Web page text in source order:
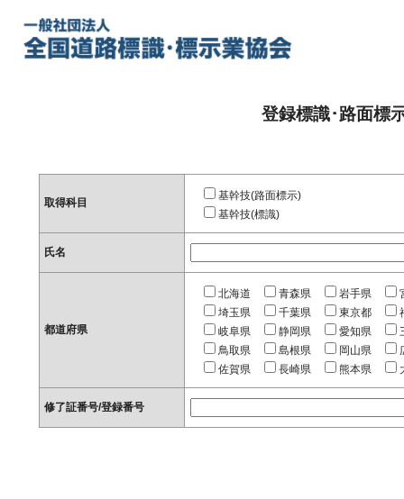
登録標識･路面標
取得科目
基幹技(路面標示)
基幹技(標識)
氏名
都道府県
北海道 青森県 岩手県
埼玉県
千葉県 東京都
岐阜県
静岡県 愛知県
鳥取県
島根県 岡山県
佐賀県
長崎県 熊本県
修了証番号/登録番号